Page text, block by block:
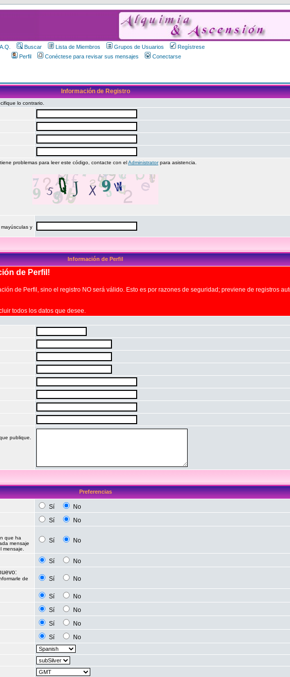
Buscar Lista de Miembros Grupos de Usuarios
Regístrese
Perfil
Conéctese para revisar sus mensajes Conectarse
Información de Registro
lo contrario.
problemas para leer este código, contacte con elAdministratorpara asistencia.
y
Información de Perfil
de Perfil!
de Perfil, sino el registro NO será válido. Esto es por razones de seguridad; previene de registros
todos los datos que desee.
publique.
Preferencias
Sí
No
Sí
No
que ha
mensaje
Sí No
Sí
No
de
Sí No
Sí
No
Sí
No
Sí
No
Sí
No